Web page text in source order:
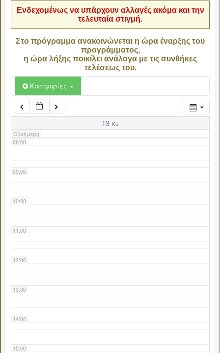
Ενδεχομένως να υπάρχουν αλλαγές ακόμα και την
τελευταία στιγμή.
Στο πρόγραμμα ανακοινώνεται η ώρα έναρξης του
προγράμματος,
η ώρα λήξης ποικίλει ανάλογα με τις συνθήκες
τελέσεως του.
Κατηγορίες
13 Κυ
Ολοήμερη
06:00
07:00
08:00
09:00
10:00
11:00
12:00
13:00
14:00
15:00